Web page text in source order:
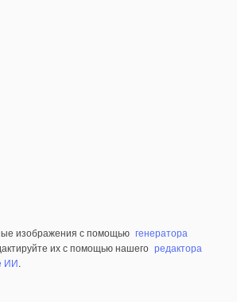
изображения с помощью генератора
их с помощью нашего редактора
ИИ.